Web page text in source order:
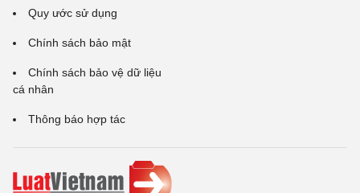
Quy ước sử dụng
Chính sách bảo mật
Chính sách bảo vệ dữ liệu
cá nhân
Thông báo hợp tác